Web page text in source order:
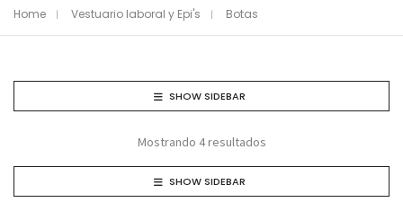
Home Vestuario laboral y Epi's Botas
SHOW SIDEBAR
Mostrando 4 resultados
SHOW SIDEBAR